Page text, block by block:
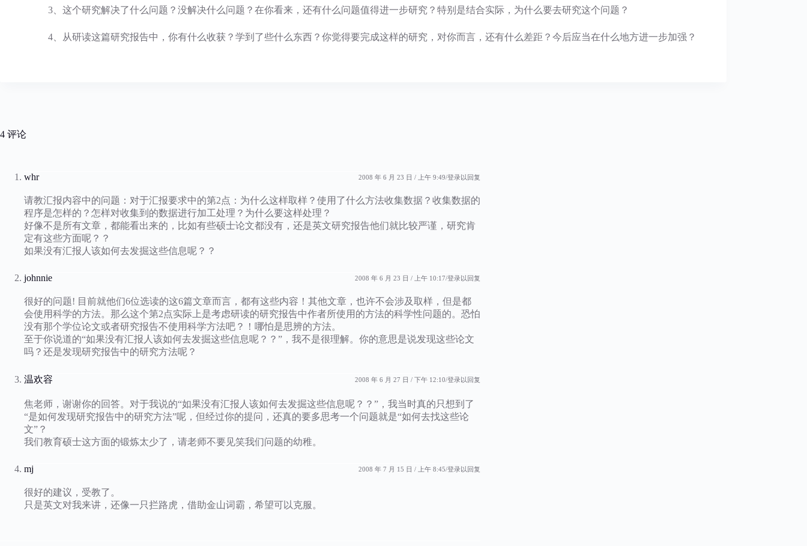
3、这个研究解决了什么问题？没解决什么问题？在你看来，还有什么问题值得进一步研究？特别是结合实际，为什么要去研究这个问题？
4、从研读这篇研究报告中，你有什么收获？学到了些什么东西？你觉得要完成这样的研究，对你而言，还有什么差距？今后应当在什么地方进一步加强？
4 评论
whr 2008 年 6 月 23 日 / 上午 9:49 登录以回复
请教汇报内容中的问题：对于汇报要求中的第2点：为什么这样取样？使用了什么方法收集数据？收集数据的
程序是怎样的？怎样对收集到的数据进行加工处理？为什么要这样处理？
好像不是所有文章，都能看出来的，比如有些硕士论文都没有，还是英文研究报告他们就比较严谨，研究肯
定有这些方面呢？？
如果没有汇报人该如何去发掘这些信息呢？？
johnnie 2008 年 6 月 23 日 / 上午 10:17 登录以回复
很好的问题! 目前就他们6位选读的这6篇文章而言，都有这些内容！其他文章，也许不会涉及取样，但是都
会使用科学的方法。那么这个第2点实际上是考虑研读的研究报告中作者所使用的方法的科学性问题的。恐怕
没有那个学位论文或者研究报告不使用科学方法吧？！哪怕是思辨的方法。
至于你说道的“如果没有汇报人该如何去发掘这些信息呢？？”，我不是很理解。你的意思是说发现这些论文
吗？还是发现研究报告中的研究方法呢？
温欢容 2008 年 6 月 27 日 / 下午 12:10 登录以回复
焦老师，谢谢你的回答。对于我说的“如果没有汇报人该如何去发掘这些信息呢？？”，我当时真的只想到了
“是如何发现研究报告中的研究方法”呢，但经过你的提问，还真的要多思考一个问题就是“如何去找这些论
文”？
我们教育硕士这方面的锻炼太少了，请老师不要见笑我们问题的幼稚。
mj 2008 年 7 月 15 日 / 上午 8:45 登录以回复
很好的建议，受教了。
只是英文对我来讲，还像一只拦路虎，借助金山词霸，希望可以克服。